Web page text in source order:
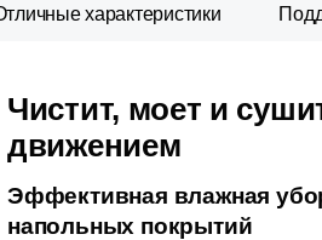
характеристики
Чистит, моет и
движением
Эффективная влажная
напольных покрытий